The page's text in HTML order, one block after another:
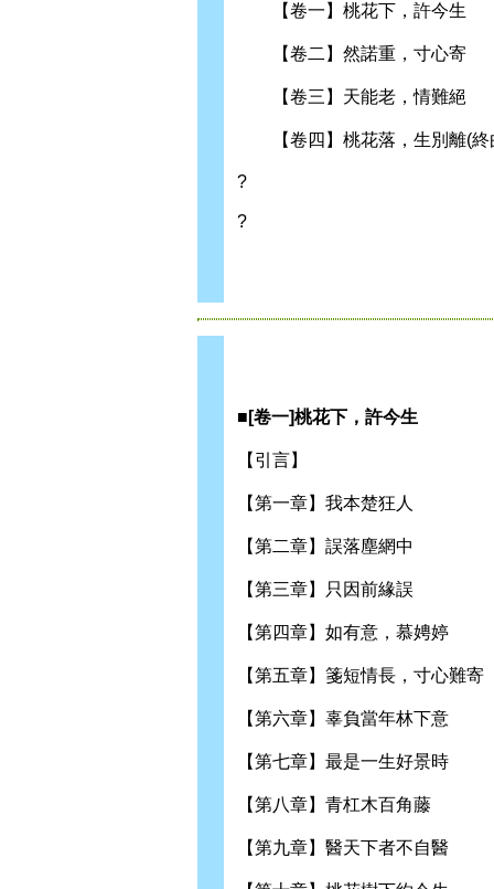
【卷一】桃花下，許今生
【卷二】然諾重，寸心寄
【卷三】天能老，情難絕
【卷四】桃花落，生別離(終
?
?
■[卷一]桃花下，許今生
【引言】
【第一章】我本楚狂人
【第二章】誤落塵網中
【第三章】只因前緣誤
【第四章】如有意，慕娉婷
【第五章】箋短情長，寸心難寄
【第六章】辜負當年林下意
【第七章】最是一生好景時
【第八章】青杠木百角藤
【第九章】醫天下者不自醫